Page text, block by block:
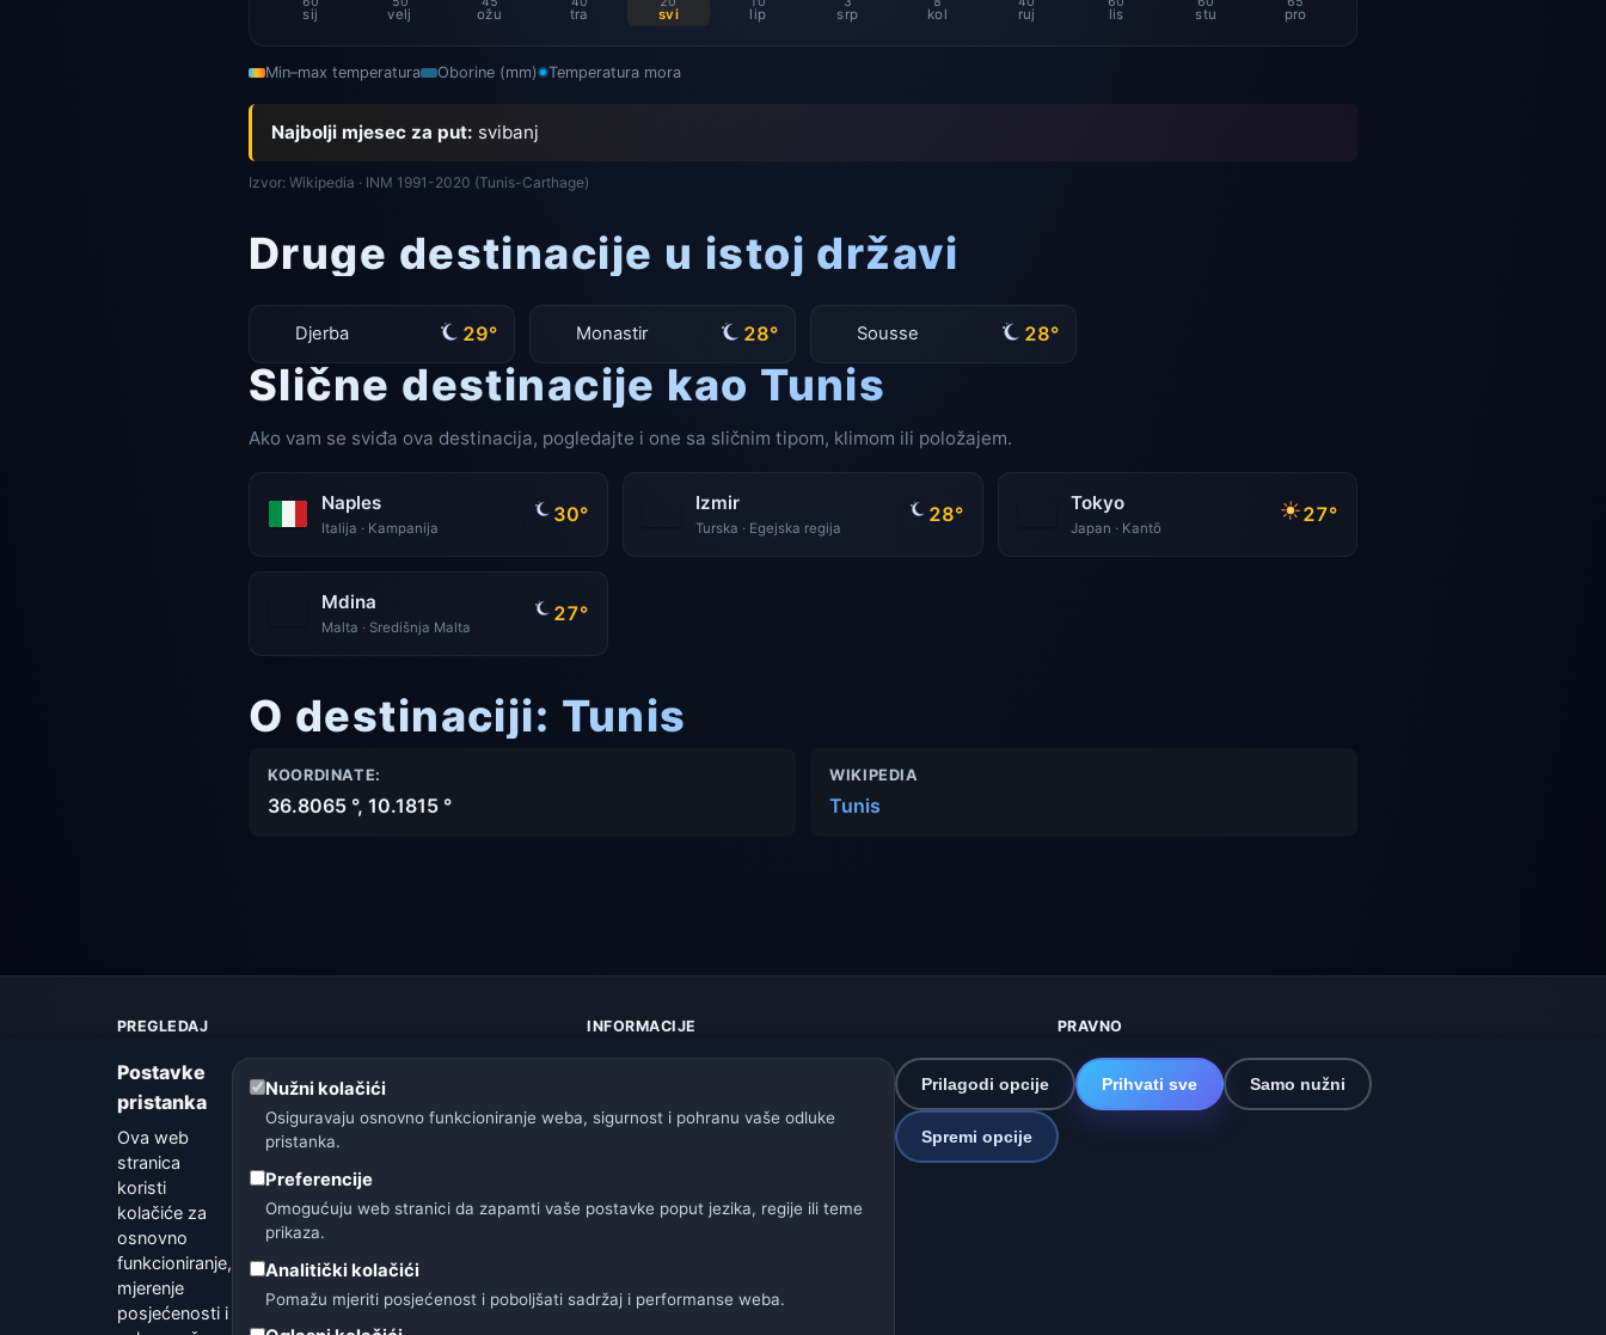
sij velj ožu tra svi lip srp kol ruj lis stu pro
Min–max temperatura Oborine (mm) Temperatura mora
Najbolji mjesec za put: svibanj
Izvor: Wikipedia · INM 1991-2020 (Tunis-Carthage)
Druge destinacije u istoj državi
Djerba 29° Monastir 28° Sousse 28°
Slične destinacije kao Tunis
Ako vam se sviđa ova destinacija, pogledajte i one sa sličnim tipom, klimom ili položajem.
Naples
Italija · Kampanija
30° Izmir
Turska · Egejska regija
28° Tokyo
Japan · Kantō
27°
Mdina
Malta · Središnja Malta
27°
O destinaciji: Tunis
KOORDINATE:
36.8065 °, 10.1815 °
WIKIPEDIA
Tunis
PREGLEDAJ
Upozorenja
Vodič
Rječnik vremena
Usporedba gradova
Vremenski widget
INFORMACIJE
O nama
Izvori podataka
PRAVNO
Zaštita privatnosti
Kolačići
Uvjeti korištenja
Isključenje odgovornosti
Naše vremenske stranice:
🇨🇿 Češka
🇭🇷 Hrvatska
Postavke
pristanka
Ova web
stranica
koristi
kolačiće za
osnovno
funkcioniranje,
mjerenje
posjećenosti i
Nužni kolačići
Osiguravaju osnovno funkcioniranje weba, sigurnost i pohranu vaše odluke
pristanka.
Preferencije
Omogućuju web stranici da zapamti vaše postavke poput jezika, regije ili teme
prikaza.
Analitički kolačići
Pomažu mjeriti posjećenost i poboljšati sadržaj i performanse weba.
Prilagodi opcije Prihvati sve Samo nužni
Spremi opcije